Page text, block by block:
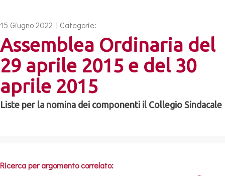
15 Giugno 2022 | Categorie:
Assemblea Ordinaria del
29 aprile 2015 e del 30
aprile 2015
Liste per la nomina dei componenti il Collegio Sindacale
Ricerca per argomento correlato: